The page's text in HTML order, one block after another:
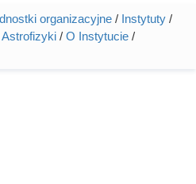
organizacyjne / Instytuty /
/ O Instytucie /